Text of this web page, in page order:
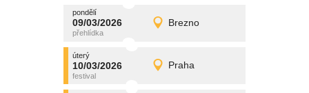
pondělí
09/03/2026 Brezno
pondělí
09/03/2026 Detail
promítání
úterý
10/03/2026 Praha
úterý
10/03/2026 Detail
promítání